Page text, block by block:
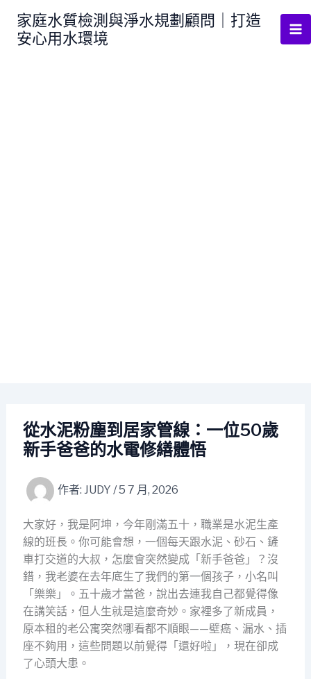
家庭水質檢測與淨水規劃顧問｜打造
安心用水環境
從水泥粉塵到居家管線：一位50歲
新手爸爸的水電修繕體悟
作者: JUDY /5 7 月, 2026
大家好，我是阿坤，今年剛滿五十，職業是水泥生產
線的班長。你可能會想，一個每天跟水泥、砂石、鏟
車打交道的大叔，怎麼會突然變成「新手爸爸」？沒
錯，我老婆在去年底生了我們的第一個孩子，小名叫
「樂樂」。五十歲才當爸，說出去連我自己都覺得像
在講笑話，但人生就是這麼奇妙。家裡多了新成員，
原本租的老公寓突然哪看都不順眼——壁癌、漏水、插
座不夠用，這些問題以前覺得「還好啦」，現在卻成
了心頭大患。